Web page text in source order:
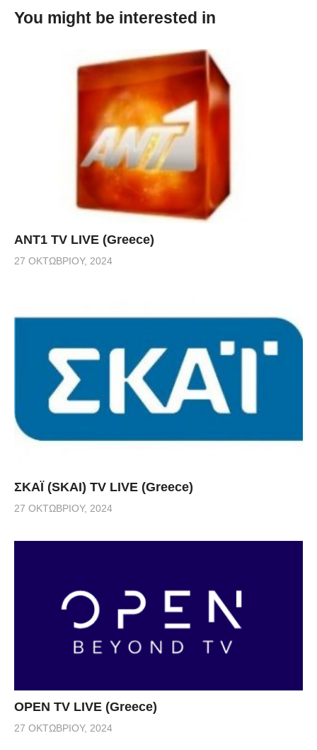
You might be interested in
ANT1 TV LIVE (Greece)
27 ΟΚΤΩΒΡΊΟΥ, 2024
ΣΚΑΪ (SKAI) TV LIVE (Greece)
27 ΟΚΤΩΒΡΊΟΥ, 2024
OPEN TV LIVE (Greece)
27 ΟΚΤΩΒΡΊΟΥ, 2024